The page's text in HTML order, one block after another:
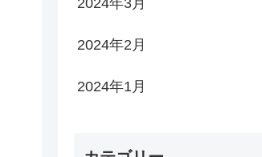
2024年2月
2024年1月